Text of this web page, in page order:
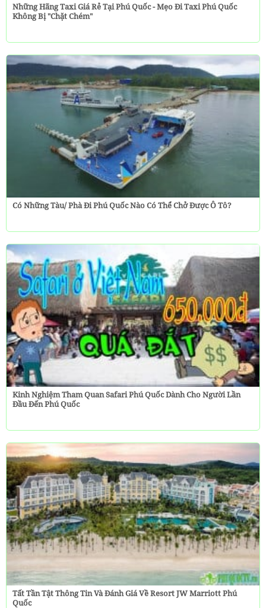
Những Hãng Taxi Giá Rẻ Tại Phú Quốc - Mẹo Đi Taxi Phú Quốc
Không Bị "chặt Chém"
Có Những Tàu/ Phà Đi Phú Quốc Nào Có Thể Chở Được Ô Tô?
Kinh Nghiệm Tham Quan Safari Phú Quốc Dành Cho Người Lần
Đầu Đến Phú Quốc
Tất Tần Tật Thông Tin Và Đánh Giá Về Resort JW Marriott Phú
Quốc